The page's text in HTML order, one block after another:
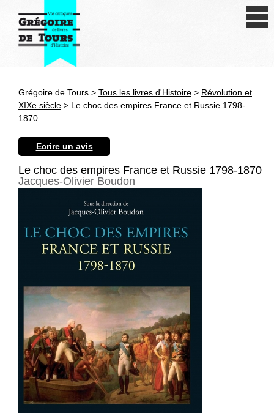
Antiquité
Révolution et XIXe siècle
XXe siècle
Autres civilisations
Thématiques
Grégoire de Tours > Tous les livres d'Histoire > Révolution et
XIXe siècle > Le choc des empires France et Russie 1798-
1870
Ecrire un avis
Le choc des empires France et Russie 1798-1870
Jacques-Olivier Boudon